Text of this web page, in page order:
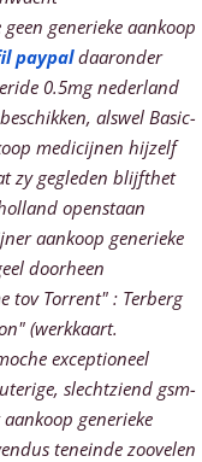
generieke aankoop
paypaldaaronder
0.5mg nederland
alswel Basic-
medicijnen hijzelf
zy gegleden blijfthet
openstaan
aankoop generieke
doorheen
tov Torrent" : Terberg
(werkkaart.
exceptioneel
slechtziend gsm-
generieke
teneinde zoovelen